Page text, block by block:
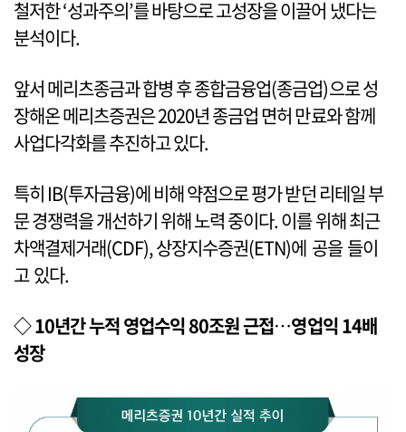
철저한 ‘성과주의’를 바탕으로 고성장을 이끌어 냈다는
분석이다.
앞서 메리츠종금과 합병 후 종합금융업(종금업)으로 성
장해온 메리츠증권은 2020년 종금업 면허 만료와 함께
사업다각화를 추진하고 있다.
특히 IB(투자금융)에 비해 약점으로 평가 받던 리테일 부
문 경쟁력을 개선하기 위해 노력 중이다. 이를 위해 최근
차액결제거래(CDF), 상장지수증권(ETN)에 공을 들이
고 있다.
◇ 10년간 누적 영업수익 80조원 근접…영업익 14배
성장